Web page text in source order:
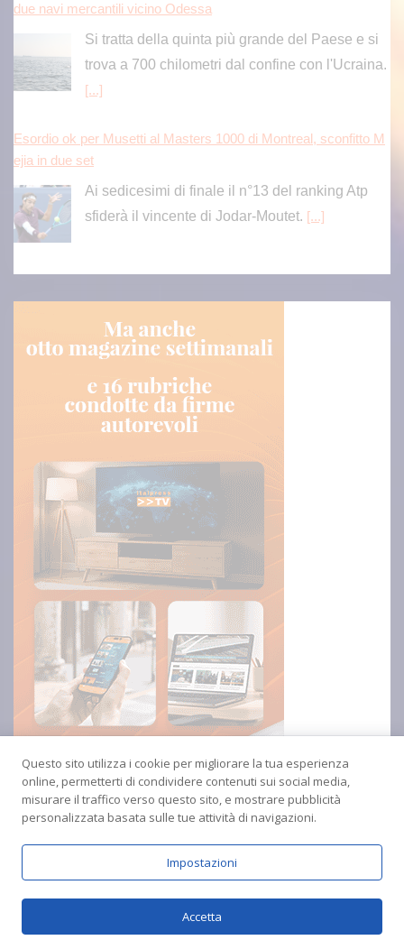
due navi mercantili vicino Odessa
Si tratta della quinta più grande del Paese e si
trova a 700 chilometri dal confine con l'Ucraina.
[...]
Esordio ok per Musetti al Masters 1000 di Montreal, sconfitto M
ejia in due set
Ai sedicesimi di finale il n°13 del ranking Atp
sfiderà il vincente di Jodar-Moutet. [...]
Questo sito utilizza i cookie per migliorare la tua esperienza
online, permetterti di condividere contenuti sui social media,
misurare il traffico verso questo sito, e mostrare pubblicità
personalizzata basata sulle tue attività di navigazioni.
Impostazioni
Accetta